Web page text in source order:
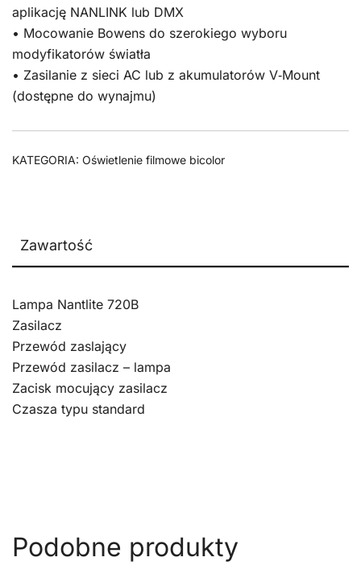
aplikację NANLINK lub DMX
• Mocowanie Bowens do szerokiego wyboru
modyfikatorów światła
• Zasilanie z sieci AC lub z akumulatorów V‑Mount
(dostępne do wynajmu)
KATEGORIA: Oświetlenie filmowe bicolor
Zawartość
Lampa Nantlite 720B
Zasilacz
Przewód zaslający
Przewód zasilacz – lampa
Zacisk mocujący zasilacz
Czasza typu standard
Podobne produkty